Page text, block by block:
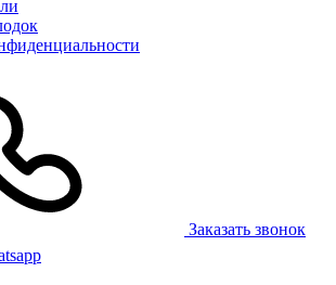
Заказать звонок